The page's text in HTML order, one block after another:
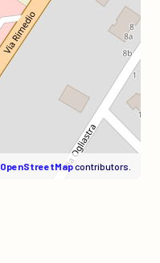
OpenStreetMapcontributors.